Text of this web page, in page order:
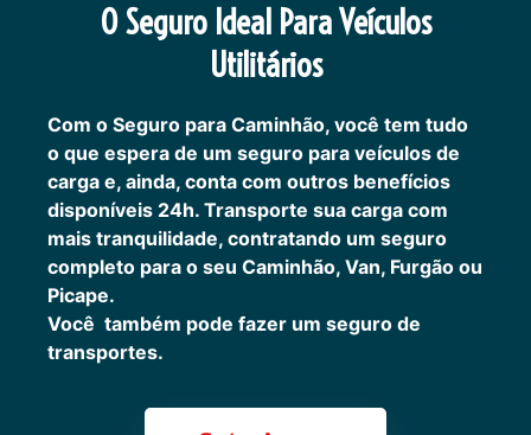
O Seguro Ideal Para Veículos
Utilitários
Com o Seguro para Caminhão, você tem tudo
o que espera de um seguro para veículos de
carga e, ainda, conta com outros benefícios
disponíveis 24h. Transporte sua carga com
mais tranquilidade, contratando um seguro
completo para o seu Caminhão, Van, Furgão ou
Picape.
Você também pode fazer um seguro de
transportes.